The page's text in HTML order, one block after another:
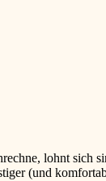
lohnt sich
(und